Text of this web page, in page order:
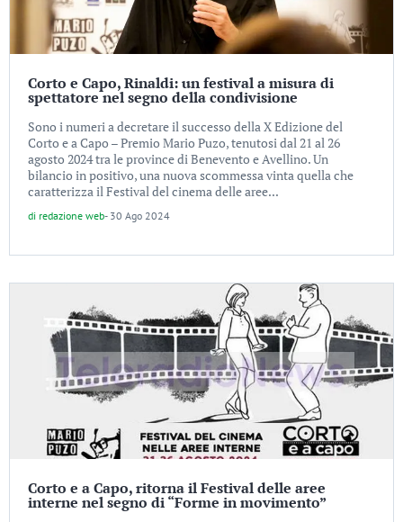
Corto e Capo, Rinaldi: un festival a misura di
spettatore nel segno della condivisione
Sono i numeri a decretare il successo della X Edizione del
Corto e a Capo – Premio Mario Puzo, tenutosi dal 21 al 26
agosto 2024 tra le province di Benevento e Avellino. Un
bilancio in positivo, una nuova scommessa vinta quella che
caratterizza il Festival del cinema delle aree...
di redazione web- 30 Ago 2024
Corto e a Capo, ritorna il Festival delle aree
interne nel segno di “Forme in movimento”